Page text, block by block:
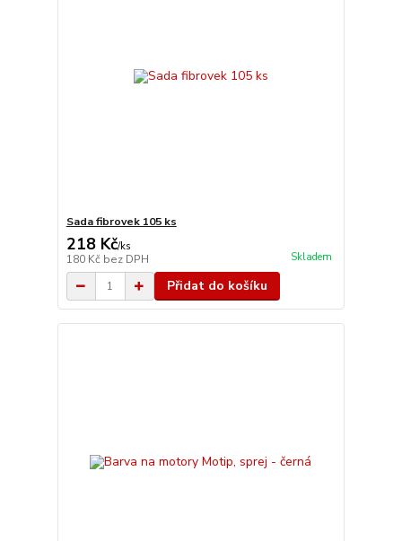
Sada fibrovek 105 ks
218 Kč/ks
180 Kč bez DPH Skladem
Přidat do košíku